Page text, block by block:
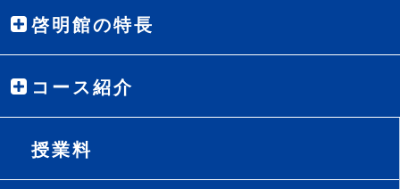
啓明館の特長
コース紹介
授業料